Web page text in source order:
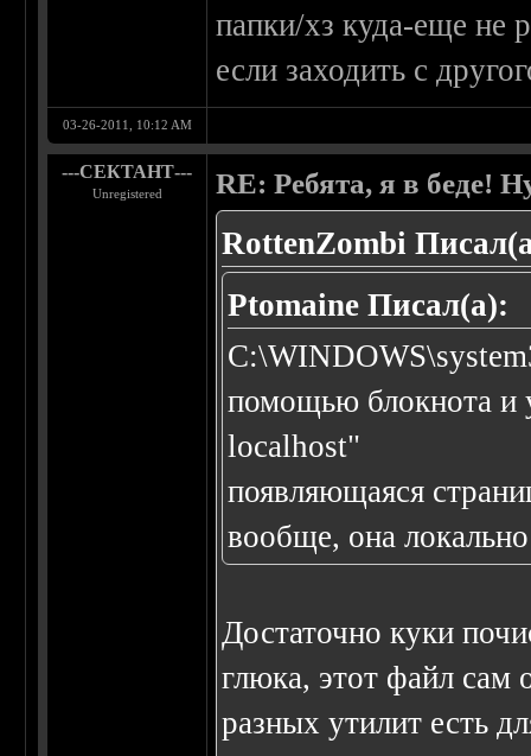
папки/хз куда-еще не
если заходить с
03-26-2011, 10:12 AM
---СЕКТАНТ---
Unregistered RE: Ребята, я в беде!
RottenZombi
Ptomaine Писал(а):
помощью блокнота и
localhost"
появляющаяся
вообще, она
Достаточно куки
глюка, этот файл сам
разных утилит есть